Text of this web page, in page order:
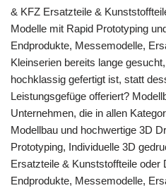
& KFZ Ersatzteile &
Modelle mit Rapid Prototyping
Endprodukte, Messemodelle,
Kleinserien bereits lange
hochklassig gefertigt ist, statt
Leistungsgefüge offeriert?
Unternehmen, die in allen
Modellbau und hochwertige 3D
Prototyping, Individuelle 3D
Ersatzteile & Kunststoffteile oder
Endprodukte, Messemodelle,